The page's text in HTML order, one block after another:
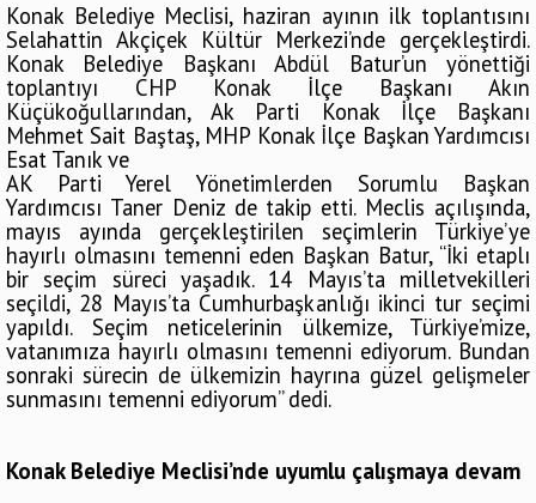
Konak Belediye Meclisi, haziran ayının ilk toplantısını
Selahattin Akçiçek Kültür Merkezi’nde gerçekleştirdi.
Konak Belediye Başkanı Abdül Batur’un yönettiği
toplantıyı CHP Konak İlçe Başkanı Akın
Küçükoğullarından, Ak Parti Konak İlçe Başkanı
Mehmet Sait Baştaş, MHP Konak İlçe Başkan Yardımcısı
Esat Tanık ve
AK Parti Yerel Yönetimlerden Sorumlu Başkan
Yardımcısı Taner Deniz de takip etti. Meclis açılışında,
mayıs ayında gerçekleştirilen seçimlerin Türkiye’ye
hayırlı olmasını temenni eden Başkan Batur, “İki etaplı
bir seçim süreci yaşadık. 14 Mayıs’ta milletvekilleri
seçildi, 28 Mayıs’ta Cumhurbaşkanlığı ikinci tur seçimi
yapıldı. Seçim neticelerinin ülkemize, Türkiye’mize,
vatanımıza hayırlı olmasını temenni ediyorum. Bundan
sonraki sürecin de ülkemizin hayrına güzel gelişmeler
sunmasını temenni ediyorum” dedi.
Konak Belediye Meclisi’nde uyumlu çalışmaya devam